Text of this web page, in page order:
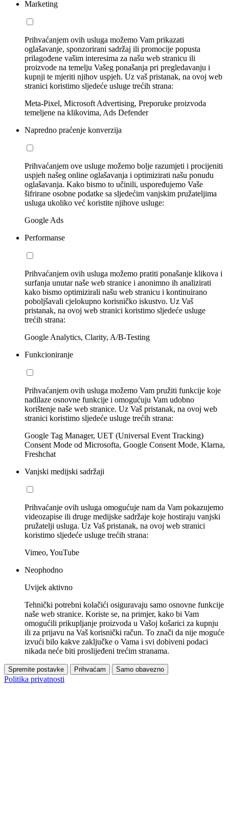
Marketing
Prihvaćanjem ovih usluga možemo Vam prikazati
oglašavanje, sponzorirani sadržaj ili promocije popusta
prilagođene vašim interesima za našu web stranicu ili
proizvode na temelju Vašeg ponašanja pri pregledavanju i
kupnji te mjeriti njihov uspjeh. Uz vaš pristanak, na ovoj web
stranici koristimo sljedeće usluge trećih strana:
Meta-Pixel, Microsoft Advertising, Preporuke proizvoda
temeljene na klikovima, Ads Defender
Napredno praćenje konverzija
Prihvaćanjem ove usluge možemo bolje razumjeti i procijeniti
uspjeh našeg online oglašavanja i optimizirati našu ponudu
oglašavanja. Kako bismo to učinili, uspoređujemo Vaše
šifrirane osobne podatke sa sljedećim vanjskim pružateljima
usluga ukoliko već koristite njihove usluge:
Google Ads
Performanse
Prihvaćanjem ovih usluga možemo pratiti ponašanje klikova i
surfanja unutar naše web stranice i anonimno ih analizirati
kako bismo optimizirali našu web stranicu i kontinuirano
poboljšavali cjelokupno korisničko iskustvo. Uz Vaš
pristanak, na ovoj web stranici koristimo sljedeće usluge
trećih strana:
Google Analytics, Clarity, A/B-Testing
Funkcioniranje
Prihvaćanjem ovih usluga možemo Vam pružiti funkcije koje
nadilaze osnovne funkcije i omogućuju Vam udobno
korištenje naše web stranice. Uz Vaš pristanak, na ovoj web
stranici koristimo sljedeće usluge trećih strana:
Google Tag Manager, UET (Universal Event Tracking)
Consent Mode od Microsofta, Google Consent Mode, Klarna,
Freshchat
Vanjski medijski sadržaji
Prihvaćanje ovih usluga omogućuje nam da Vam pokazujemo
videozapise ili druge medijske sadržaje koje hostiraju vanjski
pružatelji usluga. Uz Vaš pristanak, na ovoj web stranici
koristimo sljedeće usluge trećih strana:
Vimeo, YouTube
Neophodno
Uvijek aktivno
Tehnički potrebni kolačići osiguravaju samo osnovne funkcije
naše web stranice. Koriste se, na primjer, kako bi Vam
omogućili prikupljanje proizvoda u Vašoj košarici za kupnju
ili za prijavu na Vaš korisnički račun. To znači da nije moguće
izvući bilo kakve zaključke o Vama i svi dobiveni podaci
nikada neće biti proslijeđeni trećim stranama.
Spremite postavke Prihvaćam Samo obavezno
Politika privatnosti